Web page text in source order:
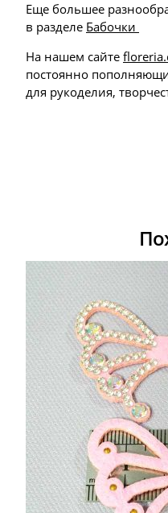
Еще большее
в разделе Бабочки
На нашем сайте
постоянно
для рукоделия,